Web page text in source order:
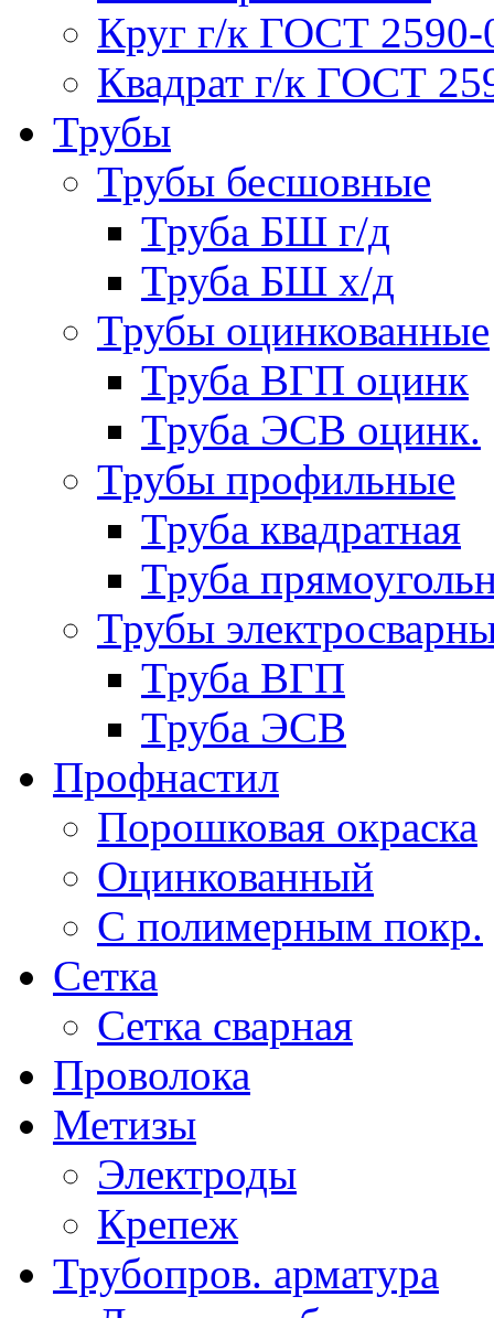
Круг г/к ГОСТ 2590-
Квадрат г/к ГОСТ
Трубы
Трубы бесшовные
Труба БШ г/д
Труба БШ х/д
Трубы оцинкованные
Труба ВГП оцинк
Труба ЭСВ оцинк.
Трубы профильные
Труба квадратная
Труба
Трубы
Труба ВГП
Труба ЭСВ
Профнастил
Порошковая окраска
Оцинкованный
C полимерным покр.
Сетка
Сетка сварная
Проволока
Метизы
Электроды
Крепеж
Трубопров. арматура